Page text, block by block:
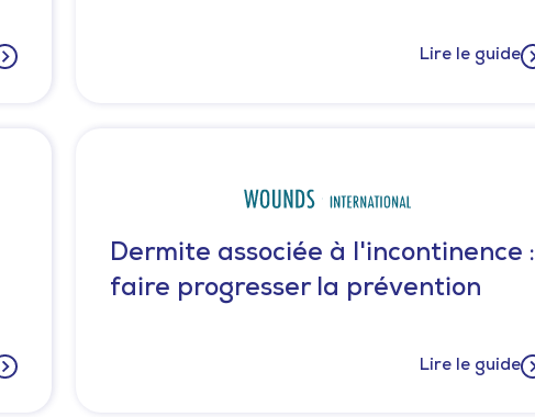
Lire le guide
Dermite associée à l'incontinence :
faire progresser la prévention
Lire le guide